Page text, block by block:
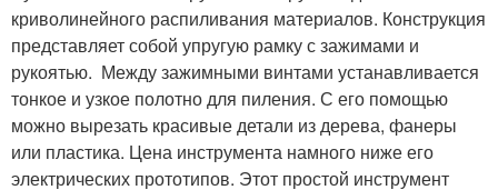
криволинейного распиливания материалов. Конструкция
представляет собой упругую рамку с зажимами и
рукоятью. Между зажимными винтами устанавливается
тонкое и узкое полотно для пиления. С его помощью
можно вырезать красивые детали из дерева, фанеры
или пластика. Цена инструмента намного ниже его
электрических прототипов. Этот простой инструмент